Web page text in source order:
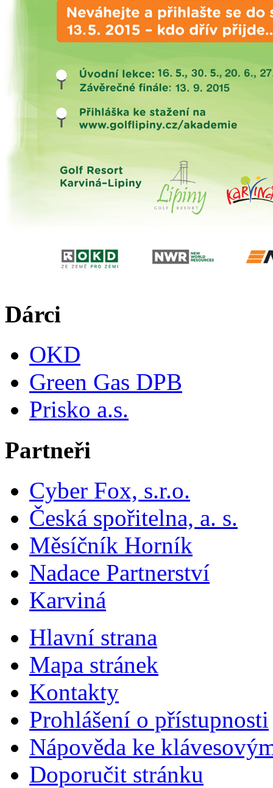
Dárci
OKD
Green Gas DPB
Prisko a.s.
Partneři
Cyber Fox, s.r.o.
Česká spořitelna, a. s.
Měsíčník Horník
Nadace Partnerství
Karviná
Hlavní strana
Mapa stránek
Kontakty
Prohlášení o přístupnosti
Nápověda ke
Doporučit stránku